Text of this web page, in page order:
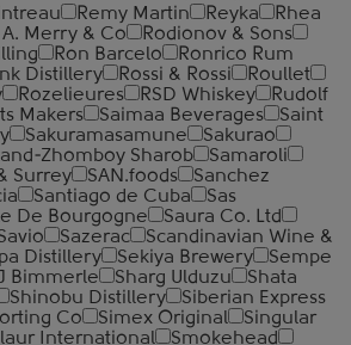
Remy Martin Reyka
Rhea
A. Merry & Co
Rodionov & Sons
Ron Barcelo
Ronrico Rum
Distillery Rossi & Rossi
Roullet
Rozelieures RSD Whiskey
Rudolf
Makers Saimaa Beverages
Saint
Sakuramasamune
Sakurao
Zhomboy Sharob
Samaroli
Surrey SAN.foods
Sanchez
Santiago de Cuba
Sas
De Bourgogne
Saura Co. Ltd
Sazerac
Scandinavian Wine &
Distillery Sekiya Brewery
Sempe
Bimmerle Sharg Ulduzu
Shata
Shinobu Distillery
Siberian Express
Co
Simex Original
Singular
International
Smokehead